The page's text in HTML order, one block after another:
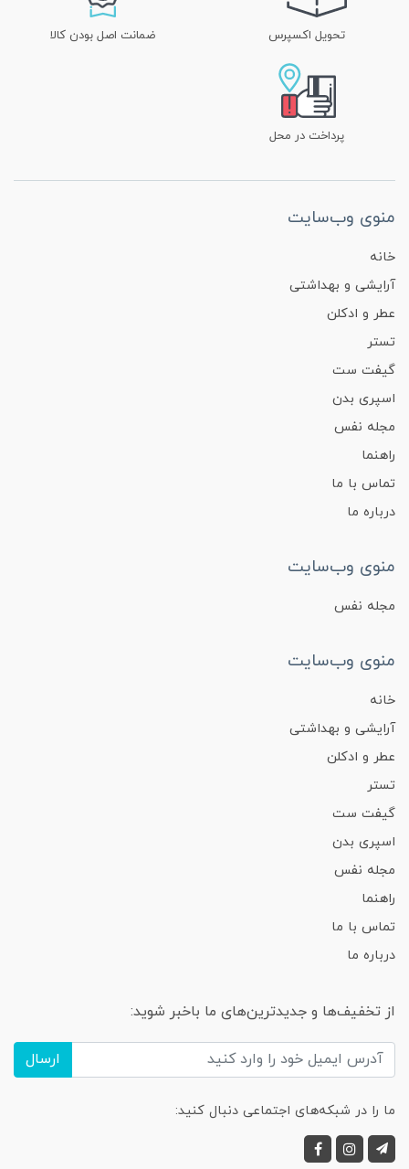
تحویل اکسپرس ضمانت اصل بودن کالا
پرداخت در محل
منوی وب‌سایت
خانه
آرایشی و بهداشتی
عطر و ادکلن
تستر
گیفت ست
اسپری بدن
مجله نفس
راهنما
تماس با ما
درباره ما
منوی وب‌سایت
مجله نفس
منوی وب‌سایت
خانه
آرایشی و بهداشتی
عطر و ادکلن
تستر
گیفت ست
اسپری بدن
مجله نفس
راهنما
تماس با ما
درباره ما
از تخفیف‌ها و جدیدترین‌های ما باخبر شوید:
ارسال
ما را در شبکه‌های اجتماعی دنبال کنید: